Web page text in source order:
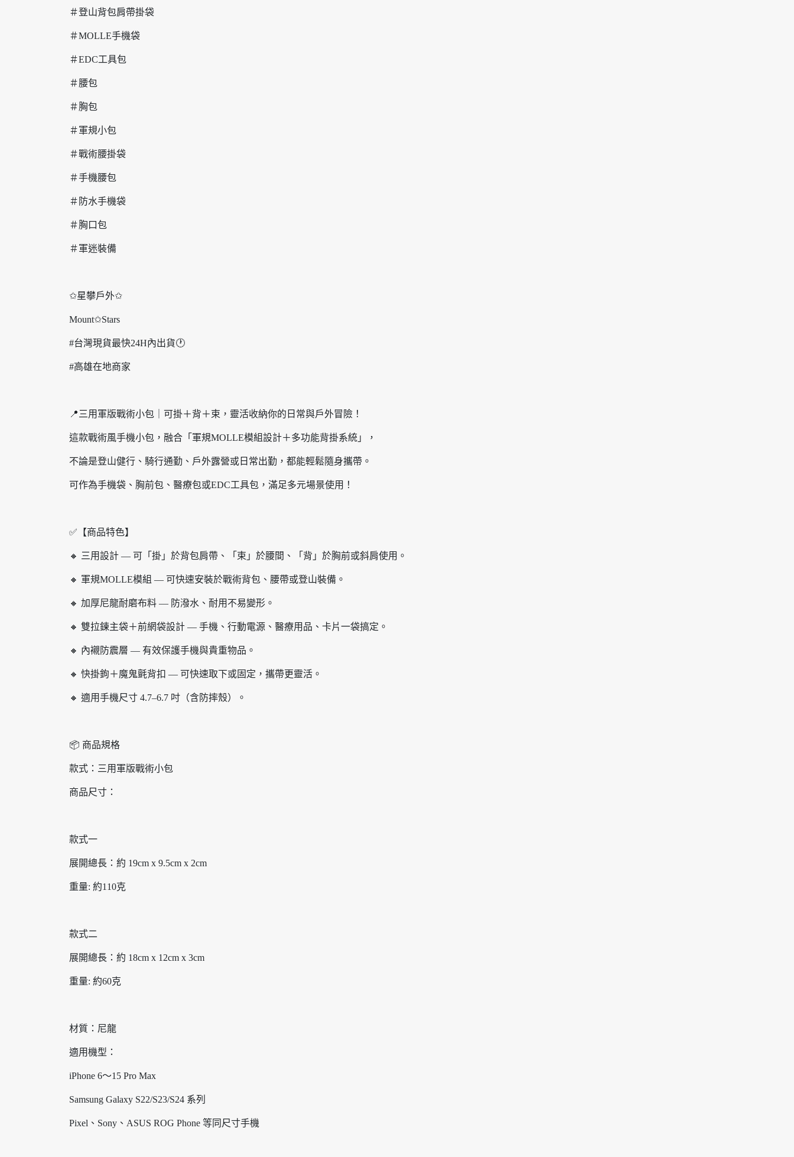
＃登山背包肩帶掛袋
＃MOLLE手機袋
＃EDC工具包
＃腰包
＃胸包
＃軍規小包
＃戰術腰掛袋
＃手機腰包
＃防水手機袋
＃胸口包
＃軍迷裝備
✩星攀戶外✩
Mount✩Stars
#台灣現貨最快24H內出貨🕐
#高雄在地商家
📍三用軍版戰術小包｜可掛＋背＋束，靈活收納你的日常與戶外冒險！
這款戰術風手機小包，融合「軍規MOLLE模組設計＋多功能背掛系統」，
不論是登山健行、騎行通勤、戶外露營或日常出勤，都能輕鬆隨身攜帶。
可作為手機袋、胸前包、醫療包或EDC工具包，滿足多元場景使用！
✅【商品特色】
🔸 三用設計 — 可「掛」於背包肩帶、「束」於腰間、「背」於胸前或斜肩使用。
🔸 軍規MOLLE模組 — 可快速安裝於戰術背包、腰帶或登山裝備。
🔸 加厚尼龍耐磨布料 — 防潑水、耐用不易變形。
🔸 雙拉鍊主袋＋前網袋設計 — 手機、行動電源、醫療用品、卡片一袋搞定。
🔸 內襯防震層 — 有效保護手機與貴重物品。
🔸 快掛鉤＋魔鬼氈背扣 — 可快速取下或固定，攜帶更靈活。
🔸 適用手機尺寸 4.7–6.7 吋（含防摔殼）。
📦 商品規格
款式：三用軍版戰術小包
商品尺寸：
款式一
展開總長：約 19cm x 9.5cm x 2cm
重量: 約110克
款式二
展開總長：約 18cm x 12cm x 3cm
重量: 約60克
材質：尼龍
適用機型：
iPhone 6～15 Pro Max
Samsung Galaxy S22/S23/S24 系列
Pixel、Sony、ASUS ROG Phone 等同尺寸手機